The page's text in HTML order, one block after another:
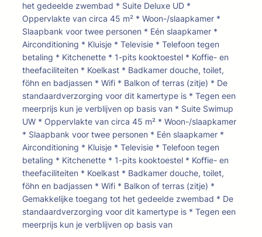
het gedeelde zwembad * Suite Deluxe UD *
Oppervlakte van circa 45 m² * Woon-/slaapkamer *
Slaapbank voor twee personen * Eén slaapkamer *
Airconditioning * Kluisje * Televisie * Telefoon tegen
betaling * Kitchenette * 1-pits kooktoestel * Koffie- en
theefaciliteiten * Koelkast * Badkamer douche, toilet,
föhn en badjassen * Wifi * Balkon of terras (zitje) * De
standaardverzorging voor dit kamertype is * Tegen een
meerprijs kun je verblijven op basis van * Suite Swimup
UW * Oppervlakte van circa 45 m² * Woon-/slaapkamer
* Slaapbank voor twee personen * Eén slaapkamer *
Airconditioning * Kluisje * Televisie * Telefoon tegen
betaling * Kitchenette * 1-pits kooktoestel * Koffie- en
theefaciliteiten * Koelkast * Badkamer douche, toilet,
föhn en badjassen * Wifi * Balkon of terras (zitje) *
Gemakkelijke toegang tot het gedeelde zwembad * De
standaardverzorging voor dit kamertype is * Tegen een
meerprijs kun je verblijven op basis van